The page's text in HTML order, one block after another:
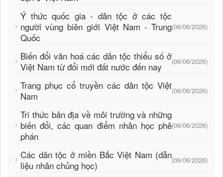
Ý thức quốc gia - dân tộc ở các tộc
người vùng biên giới Việt Nam - Trung
Quốc
(06/06/2026)
Biến đổi văn hoá các dân tộc thiểu số ở
Việt Nam từ đổi mới đất nước đến nay
(06/06/2026)
Trang phục cổ truyền các dân tộc Việt
Nam
(06/06/2026)
Tri thức bản địa về môi trường và những
biến đổi, các quan điểm nhân học phê
phán
(06/06/2026)
Các dân tộc ở miền Bắc Việt Nam (dẫn
liệu nhân chủng học)
(06/06/2026)